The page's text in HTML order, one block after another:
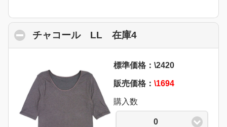
チャコール LL 在庫4click to collapse
標準価格：\2420
販売価格： \1694
購入数
0